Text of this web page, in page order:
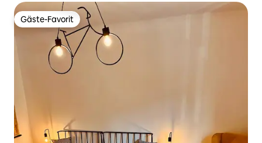
Gäste-Favorit
Gäste-Favorit